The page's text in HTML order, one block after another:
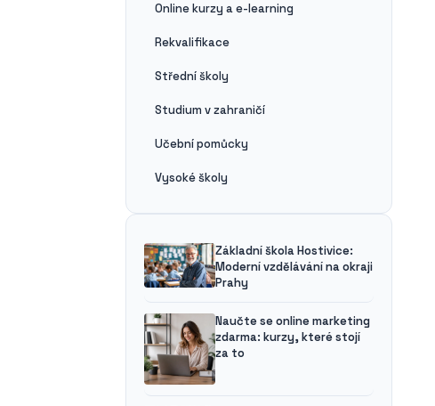
Online kurzy a e-learning
Rekvalifikace
Střední školy
Studium v zahraničí
Učební pomůcky
Vysoké školy
Základní škola Hostivice:
Moderní vzdělávání na okraji
Prahy
Naučte se online marketing
zdarma: kurzy, které stojí
za to